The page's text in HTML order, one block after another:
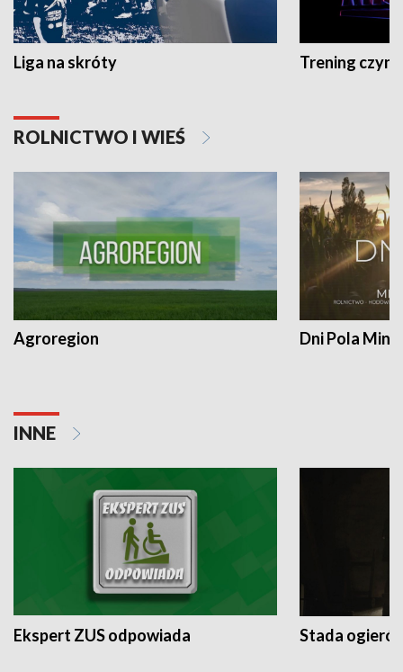
Liga na skróty Trening czyni
ROLNICTWO I WIEŚ
Agroregion Dni Pola
INNE
Ekspert ZUS odpowiada Stada